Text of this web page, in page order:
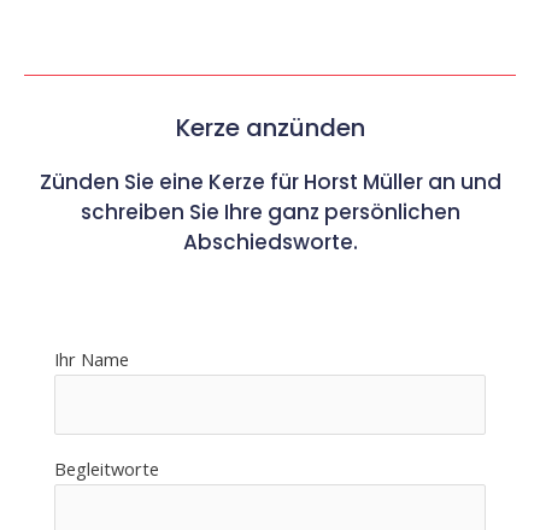
Kerze anzünden
Zünden Sie eine Kerze für Horst Müller an und
schreiben Sie Ihre ganz persönlichen
Abschiedsworte.
Ihr Name
Begleitworte